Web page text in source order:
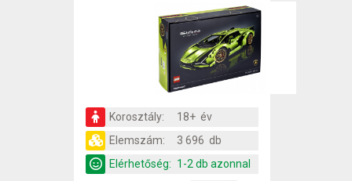
Korosztály:
18+ év
Elemszám:
3 696 db
Elérhetőség: 1-2 db azonnal